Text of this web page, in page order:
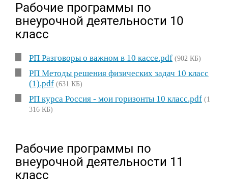
Рабочие программы по
внеурочной деятельности 10
класс
РП Разговоры о важном в 10 кассе.pdf (902 КБ)
РП Методы решения физических задач 10 класс
(1).pdf (631 КБ)
РП курса Россия - мои горизонты 10 класс.pdf (1
316 КБ)
Рабочие программы по
внеурочной деятельности 11
класс